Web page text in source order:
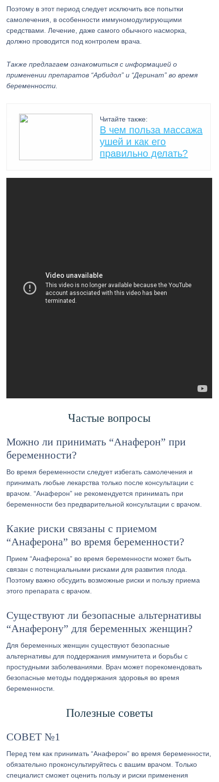
Поэтому в этот период следует исключить все попытки
самолечения, в особенности иммуномодулирующими
средствами. Лечение, даже самого обычного насморка,
должно проводится под контролем врача.
Также предлагаем ознакомиться с информацией о
применении препаратов “Арбидол” и “Деринат” во время
беременности.
Читайте также:
В чем польза массажа
ушей и как его
правильно делать?
Частые вопросы
Можно ли принимать “Анаферон” при
беременности?
Во время беременности следует избегать самолечения и
принимать любые лекарства только после консультации с
врачом. “Анаферон” не рекомендуется принимать при
беременности без предварительной консультации с врачом.
Какие риски связаны с приемом
“Анаферона” во время беременности?
Прием “Анаферона” во время беременности может быть
связан с потенциальными рисками для развития плода.
Поэтому важно обсудить возможные риски и пользу приема
этого препарата с врачом.
Существуют ли безопасные альтернативы
“Анаферону” для беременных женщин?
Для беременных женщин существуют безопасные
альтернативы для поддержания иммунитета и борьбы с
простудными заболеваниями. Врач может порекомендовать
безопасные методы поддержания здоровья во время
беременности.
Полезные советы
СОВЕТ №1
Перед тем как принимать “Анаферон” во время беременности,
обязательно проконсультируйтесь с вашим врачом. Только
специалист сможет оценить пользу и риски применения